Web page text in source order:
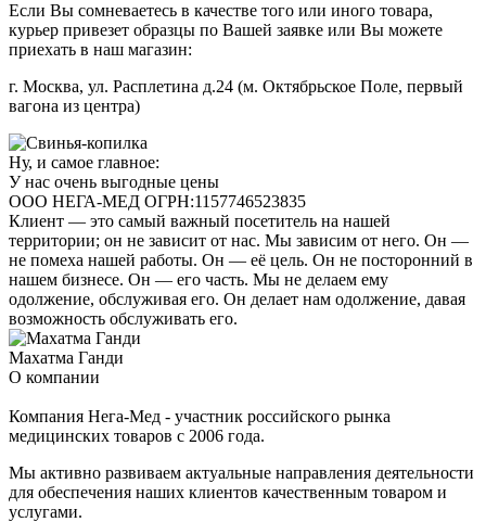
Если Вы сомневаетесь в качестве того или иного товара,
курьер привезет образцы по Вашей заявке или Вы можете
приехать в наш магазин:
г. Москва, ул. Расплетина д.24 (м. Октябрьское Поле, первый
вагона из центра)
Ну, и самое главное:
У нас очень выгодные цены
ООО НЕГА-МЕД ОГРН:1157746523835
Клиент — это самый важный посетитель на нашей
территории; он не зависит от нас. Мы зависим от него. Он —
не помеха нашей работы. Он — её цель. Он не посторонний в
нашем бизнесе. Он — его часть. Мы не делаем ему
одолжение, обслуживая его. Он делает нам одолжение, давая
возможность обслуживать его.
Махатма Ганди
О компании
Компания Нега-Мед - участник российского рынка
медицинских товаров с 2006 года.
Мы активно развиваем актуальные направления деятельности
для обеспечения наших клиентов качественным товаром и
услугами.